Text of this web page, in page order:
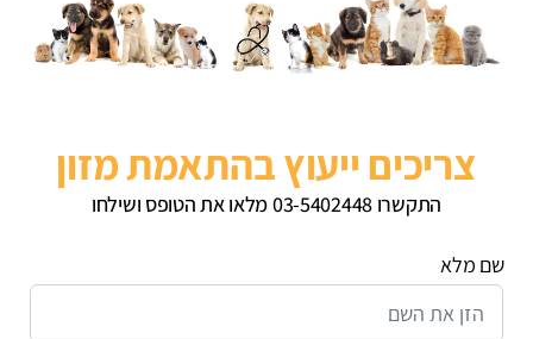
צריכים ייעוץ בהתאמת מזון
התקשרו 03-5402448 מלאו את הטופס ושילחו
שם מלא